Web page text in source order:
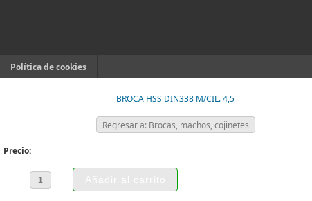
Política de cookies
BROCA HSS DIN338 M/CIL. 4,5
Regresar a: Brocas, machos, cojinetes
Precio: